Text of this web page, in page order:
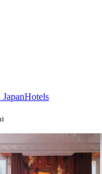
Hotels